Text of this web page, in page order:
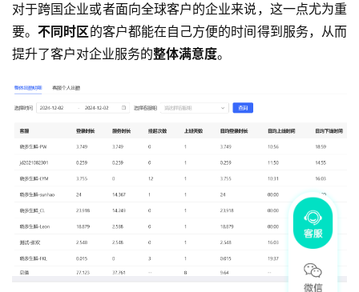
对于跨国企业或者面向全球客户的企业来说，这一点尤为重
要。不同时区的客户都能在自己方便的时间得到服务，从而
提升了客户对企业服务的整体满意度。